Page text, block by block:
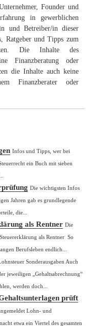
Founder und
in gewerblichen
in und Betreiber/in dieser
Ratgeber und Tipps zum
Die Inhalte des
Finanzberatung oder
die Inhalte auch keine
Finanzberater oder
Infos und Tipps, wer bei
ein Buch mit sieben
Die wichtigsten Infos
Jahren gab es grundlegende
die...
als Rentner Die
als Rentner So
Berufsleben endlich...
Sonderausgaben Auch
jeweiligen „Gehaltsabrechnung“
werden doch...
prüft
Lohn- und
etwa ein Viertel des gesamten